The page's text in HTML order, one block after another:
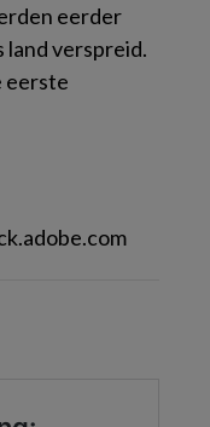
eerder
land verspreid.
eerste